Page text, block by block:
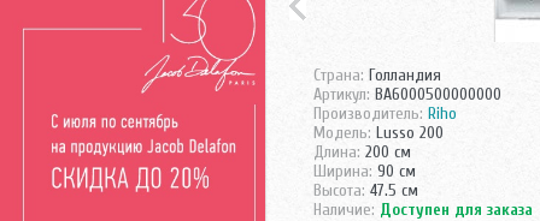
Страна: Голландия
Артикул: BA6000500000000
Производитель: Riho
Модель: Lusso 200
Длина: 200 см
Ширина: 90 см
Высота: 47.5 см
Наличие: Доступен для заказа